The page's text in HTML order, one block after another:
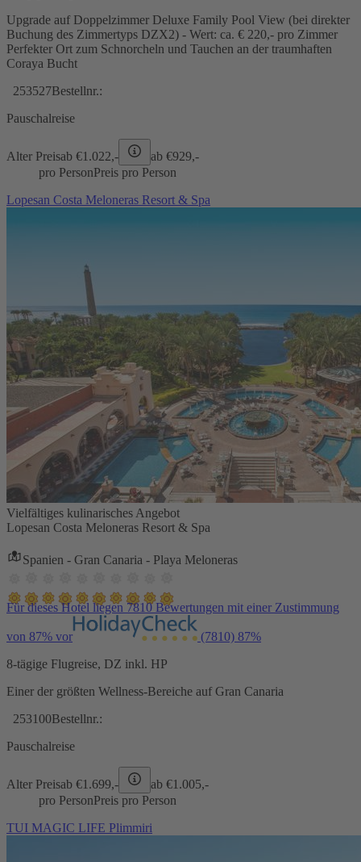
Upgrade auf Doppelzimmer Deluxe Family Pool View (bei direkter
Buchung des Zimmertyps DZX2) - Wert: ca. € 220,- pro Zimmer
Perfekter Ort zum Schnorcheln und Tauchen an der traumhaften
Coraya Bucht
253527Bestellnr.:
Pauschalreise
Alter Preisab €1.022,- ab €929,-
pro PersonPreis pro Person
Lopesan Costa Meloneras Resort & Spa
Vielfältiges kulinarisches Angebot
Lopesan Costa Meloneras Resort & Spa
Spanien - Gran Canaria - Playa Meloneras
Für dieses Hotel liegen 7810 Bewertungen mit einer Zustimmung
von 87% vor (7810) 87%
8-tägige Flugreise, DZ inkl. HP
Einer der größten Wellness-Bereiche auf Gran Canaria
253100Bestellnr.:
Pauschalreise
Alter Preisab €1.699,- ab €1.005,-
pro PersonPreis pro Person
TUI MAGIC LIFE Plimmiri